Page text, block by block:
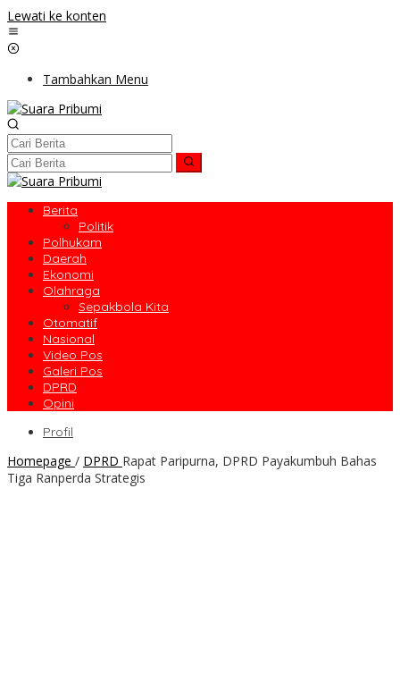
Lewati ke konten
Tambahkan Menu
Berita
Politik
Polhukam
Daerah
Ekonomi
Olahraga
Sepakbola Kita
Otomatif
Nasional
Video Pos
Galeri Pos
DPRD
Opini
Profil
Homepage / DPRD Rapat Paripurna, DPRD Payakumbuh Bahas
Tiga Ranperda Strategis